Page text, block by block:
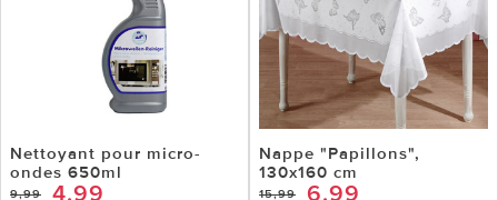
Nettoyant pour micro-
ondes 650ml
9,99 4,99
Nappe "Papillons",
130x160 cm
15,99 6,99